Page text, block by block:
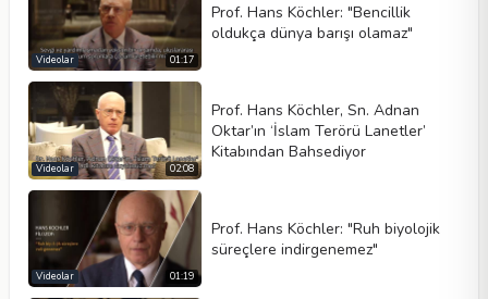
01:17
Videolar
Prof. Hans Köchler: "Bencillik
oldukça dünya barışı olamaz"
02:08
Videolar
Prof. Hans Köchler, Sn. Adnan
Oktar’ın ‘İslam Terörü Lanetler’
Kitabından Bahsediyor
01:19
Videolar
Prof. Hans Köchler: "Ruh biyolojik
süreçlere indirgenemez"